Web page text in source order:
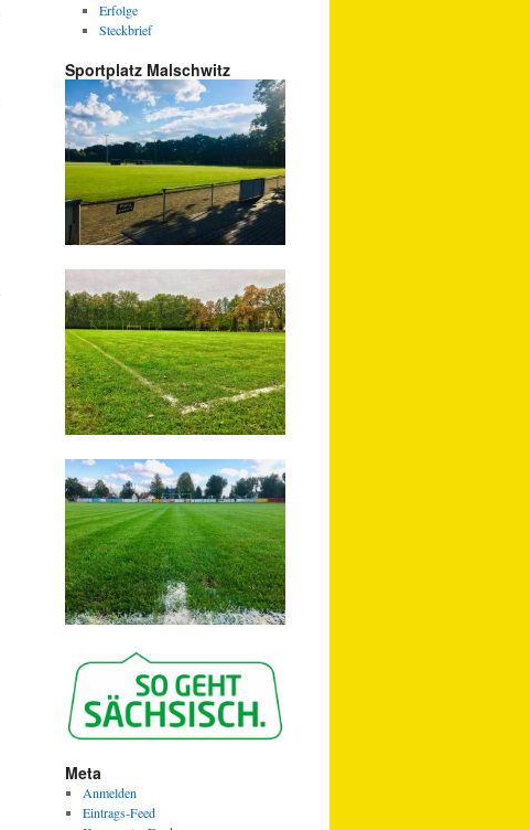
Erfolge
Steckbrief
Sportplatz Malschwitz
Meta
Anmelden
Eintrags-Feed